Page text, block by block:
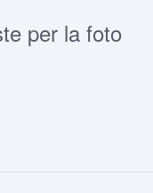
per la foto